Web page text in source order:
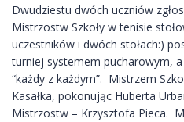
Dwudziestu dwóch uczniów
Mistrzostw Szkoły w tenisie
uczestników i dwóch stołach:)
turniej systemem pucharowym,
“każdy z każdym”. Mistrzem
Kasałka, pokonując Huberta
Mistrzostw – Krzysztofa Pieca.